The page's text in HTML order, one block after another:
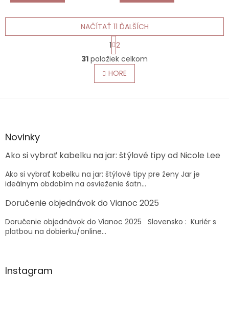
O
v
l
á
r
v
k
y
v
ý
p
i
NAČÍTAŤ 11 ĎALŠÍCH
S
t
r
á
n
k
v
1 2
31 položiek celkom
HORE
Z
äNovinky
Ako si vybrať kabelku na jar: štýlové tipy od Nicole Lee
Ako si vybrať kabelku na jar: štýlové tipy pre ženy Jar je
ideálnym obdobím na osvieženie šatn...
Doručenie objednávok do Vianoc 2025
Doručenie objednávok do Vianoc 2025 Slovensko : Kuriér s
platbou na dobierku/online...
Instagram